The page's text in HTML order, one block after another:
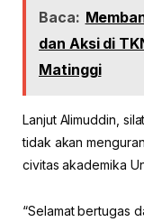
Baca:
dan Aksi di
Matinggi
Lanjut Alimuddin,
tidak akan
civitas akademika
“Selamat bertugas